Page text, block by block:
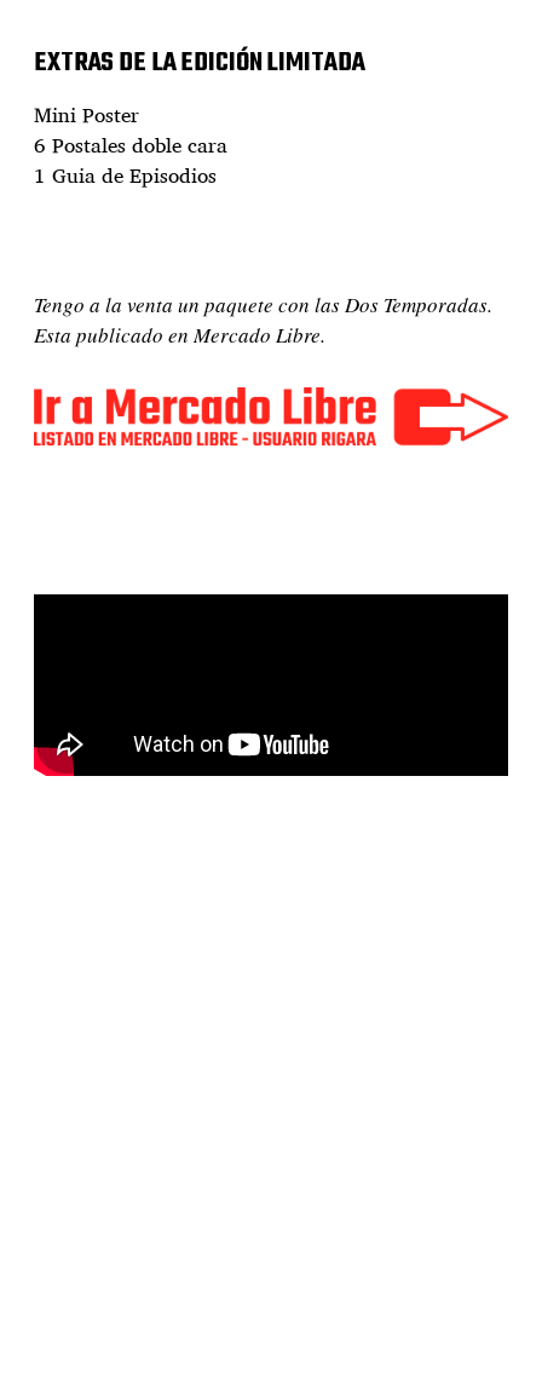
EXTRAS DE LA EDICIÓN LIMITADA
Mini Poster
6 Postales doble cara
1 Guia de Episodios
Tengo a la venta un paquete con las Dos Temporadas.
Esta publicado en Mercado Libre.